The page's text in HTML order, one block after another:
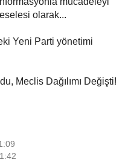
olarak...
Yeni Parti yönetimi
Meclis Dağılımı Değişti!